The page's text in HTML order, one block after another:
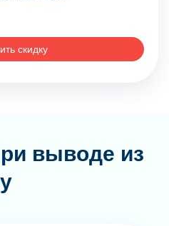
скидку
выводе из